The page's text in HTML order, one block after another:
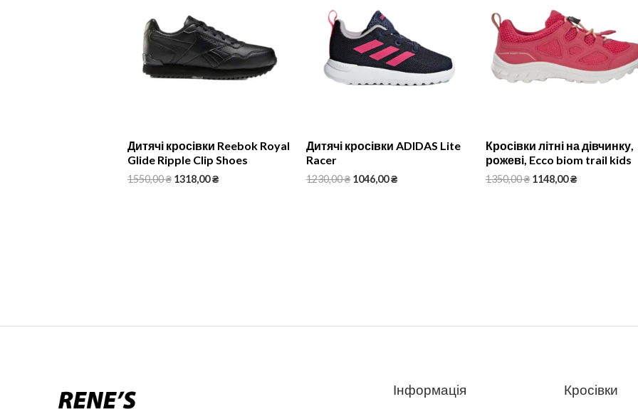
Дитячі кросівки Reebok Royal
Glide Ripple Clip Shoes
1550,00₴ 1318,00₴
Дитячі кросівки ADIDAS Lite
Racer
1230,00₴ 1046,00₴
Кросівки літні на дівчинку,
рожеві, Ecco biom trail kids
1350,00₴ 1148,00₴
Інформація Кросівки